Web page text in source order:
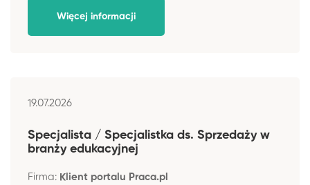
Więcej informacji
19.07.2026
Specjalista / Specjalistka ds. Sprzedaży w
branży edukacyjnej
Firma: Klient portalu Praca.pl